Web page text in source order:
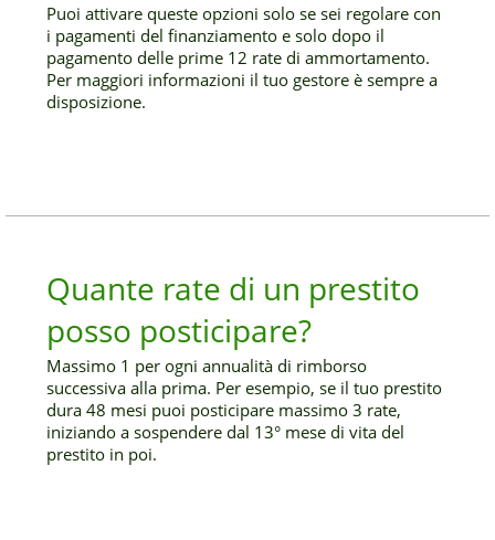
Puoi attivare queste opzioni solo se sei regolare con
i pagamenti del finanziamento e solo dopo il
pagamento delle prime 12 rate di ammortamento.
Per maggiori informazioni il tuo gestore è sempre a
disposizione.
Quante rate di un prestito
posso posticipare?
Massimo 1 per ogni annualità di rimborso
successiva alla prima. Per esempio, se il tuo prestito
dura 48 mesi puoi posticipare massimo 3 rate,
iniziando a sospendere dal 13° mese di vita del
prestito in poi.